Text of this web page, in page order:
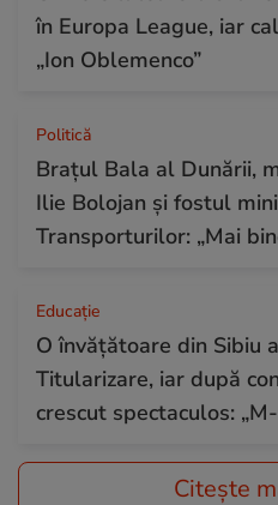
în Europa League, iar
„Ion Oblemenco”
Politică
Brațul Bala al Dunării,
Ilie Bolojan și fostul
Transporturilor: „Mai
Educație
O învățătoare din Sibiu
Titularizare, iar după
crescut spectaculos:
Citește